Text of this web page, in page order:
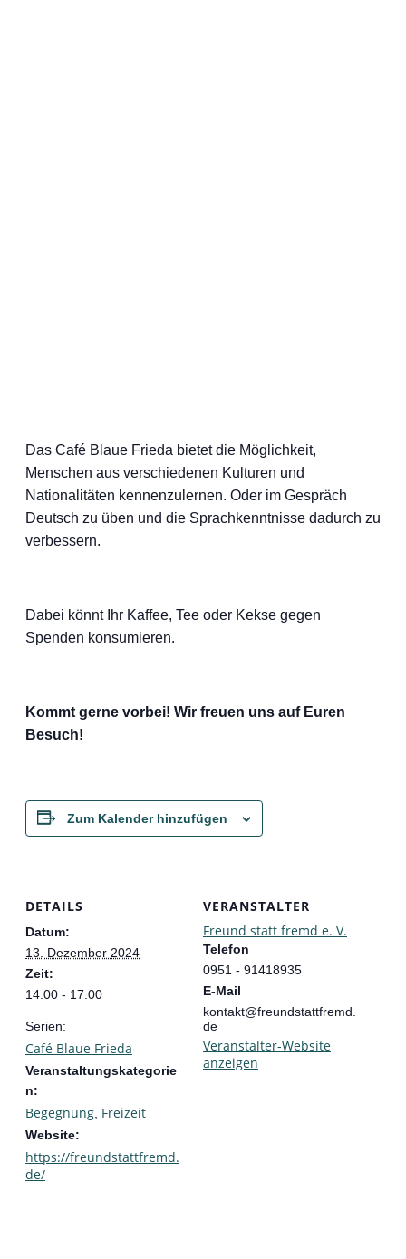
Das Café Blaue Frieda bietet die Möglichkeit,
Menschen aus verschiedenen Kulturen und
Nationalitäten kennenzulernen. Oder im Gespräch
Deutsch zu üben und die Sprachkenntnisse dadurch zu
verbessern.
Dabei könnt Ihr Kaffee, Tee oder Kekse gegen
Spenden konsumieren.
Kommt gerne vorbei! Wir freuen uns auf Euren
Besuch!
Zum Kalender hinzufügen
DETAILS
Datum:
13. Dezember 2024
Zeit:
14:00 - 17:00
Serien:
Café Blaue Frieda
Veranstaltungskategorie
n:
Begegnung Freizeit
Website:
https://freundstattfremd.
de/
VERANSTALTER
Freund statt fremd e. V.
Telefon
0951 - 91418935
E-Mail
kontakt@freundstattfremd.
de
Veranstalter-Website
anzeigen